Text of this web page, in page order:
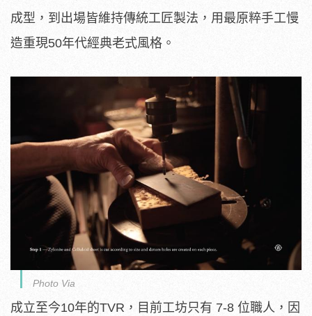
成型，到出場皆維持傳統工匠製法，用最原粹手工慢
造重現50年代經典老式風格。
Photo Via
成立至今10年的TVR，目前工坊只有 7-8 位職人，因